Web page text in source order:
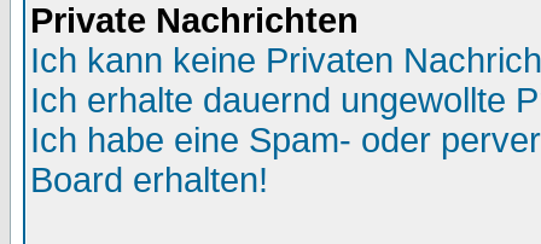
Private Nachrichten
Ich kann keine Privaten
Ich erhalte dauernd ungewollte
Ich habe eine Spam- oder
Board erhalten!